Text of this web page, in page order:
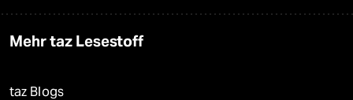
Mehr taz Lesestoff
taz Blogs